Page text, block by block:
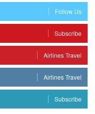
Follow Us
Subscribe
Airlines Travel
Airlines Travel
Subscribe